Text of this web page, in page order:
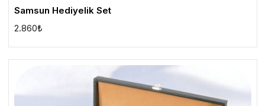
Samsun Hediyelik Set
2.860₺